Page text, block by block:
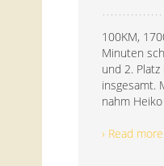
100KM,
Minuten
und 2.
insgesamt.
nahm
› Read more